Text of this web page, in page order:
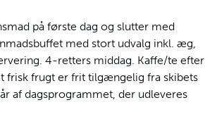
på første dag og slutter med
med stort udvalg inkl. æg,
4-retters middag. Kaffe/te efter
frisk frugt er frit tilgængelig fra skibets
af dagsprogrammet, der udleveres